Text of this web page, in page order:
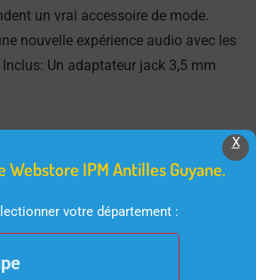
un vrai accessoire de mode.
nouvelle expérience audio avec les
Inclus: Un adaptateur jack 3,5 mm
X
Webstore IPM Antilles Guyane.
votre département :